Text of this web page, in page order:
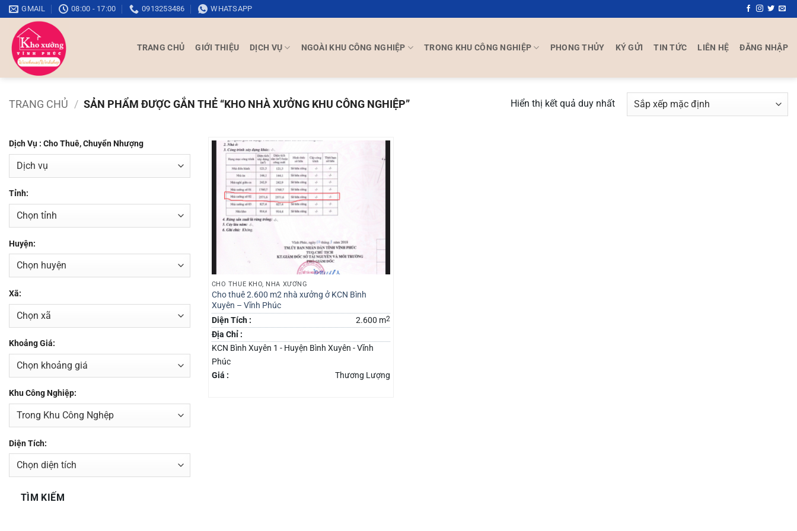
Bỏ
qua
dung
GMAIL 08:00 - 17:00 0913253486 WHATSAPP
TRANG CHỦ GIỚI THIỆU DỊCH VỤ NGOÀI KHU CÔNG NGHIỆP TRONG KHU CÔNG NGHIỆP PHONG THỦY KÝ GỬI TIN TỨC LIÊN HỆ ĐĂNG NHẬP
TRANG CHỦ / SẢN PHẨM ĐƯỢC GẮN THẺ “KHO NHÀ XƯỞNG KHU CÔNG NGHIỆP” Hiển thị kết quả duy nhất
Dịch Vụ : Cho Thuê, Chuyển Nhượng
Tỉnh:
Huyện:
Xã:
Khoảng Giá:
Khu Công Nghiệp:
Diện Tích:
TÌM KIẾM
CHO THUÊ KHO, NHÀ XƯỞNG
Cho thuê 2.600 m2 nhà xưởng ở KCN Bình
Xuyên – Vĩnh Phúc
Diện Tích :
2.600 m2
Địa Chỉ :
KCN Bình Xuyên 1 - Huyện Bình Xuyên - Vĩnh
Phúc
Giá :
Thương Lượng